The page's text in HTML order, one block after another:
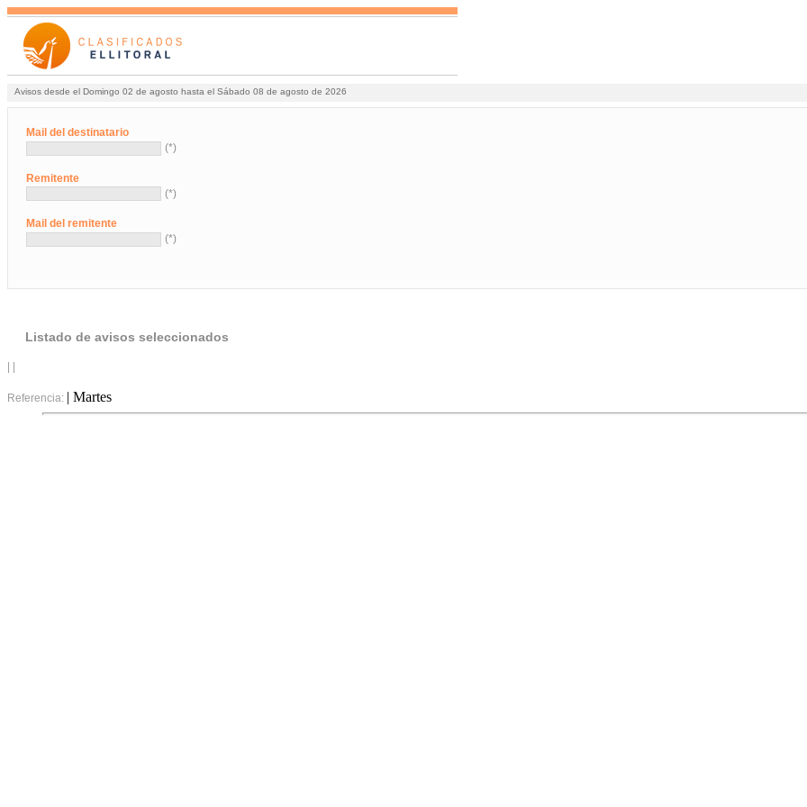
Avisos desde el Domingo 02 de agosto hasta el Sábado 08 de agosto de 2026
Mail del destinatario
(*)
Remitente
(*)
Mail del remitente
(*)
Listado de avisos seleccionados
Referencia: | Martes